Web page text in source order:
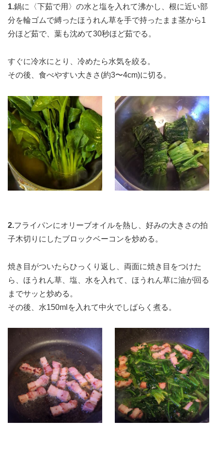
1.鍋に〈下茹で用〉の水と塩を入れて沸かし、根に近い部
分を輪ゴムで縛ったほうれん草を手で持ったまま茎から1
分ほど茹で、葉も沈めて30秒ほど茹でる。
すぐに冷水にとり、冷めたら水気を絞る。
その後、食べやすい大きさ(約3〜4cm)に切る。
2.フライパンにオリーブオイルを熱し、好みの大きさの拍
子木切りにしたブロックベーコンを炒める。
焼き目がついたらひっくり返し、両面に焼き目をつけた
ら、ほうれん草、塩、水を入れて、ほうれん草に油が回る
までサッと炒める。
その後、水150mlを入れて中火でしばらく煮る。